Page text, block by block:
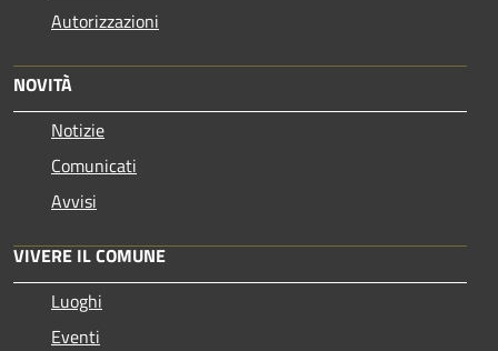
Autorizzazioni
NOVITÀ
Notizie
Comunicati
Avvisi
VIVERE IL COMUNE
Luoghi
Eventi